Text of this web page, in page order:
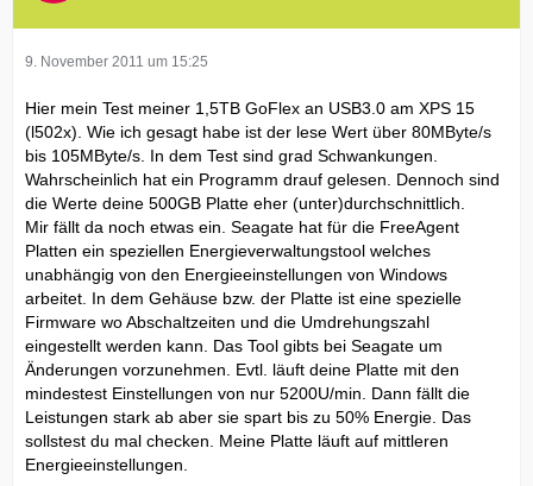
9. November 2011 um 15:25
Hier mein Test meiner 1,5TB GoFlex an USB3.0 am XPS 15
(l502x). Wie ich gesagt habe ist der lese Wert über 80MByte/s
bis 105MByte/s. In dem Test sind grad Schwankungen.
Wahrscheinlich hat ein Programm drauf gelesen. Dennoch sind
die Werte deine 500GB Platte eher (unter)durchschnittlich.
Mir fällt da noch etwas ein. Seagate hat für die FreeAgent
Platten ein speziellen Energieverwaltungstool welches
unabhängig von den Energieeinstellungen von Windows
arbeitet. In dem Gehäuse bzw. der Platte ist eine spezielle
Firmware wo Abschaltzeiten und die Umdrehungszahl
eingestellt werden kann. Das Tool gibts bei Seagate um
Änderungen vorzunehmen. Evtl. läuft deine Platte mit den
mindestest Einstellungen von nur 5200U/min. Dann fällt die
Leistungen stark ab aber sie spart bis zu 50% Energie. Das
sollstest du mal checken. Meine Platte läuft auf mittleren
Energieeinstellungen.